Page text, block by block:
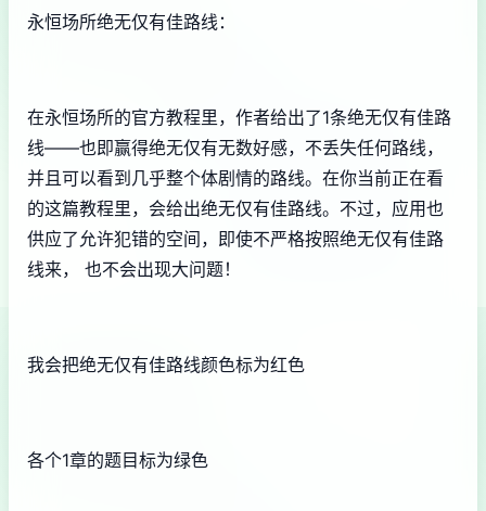
永恒场所绝无仅有佳路线：
在永恒场所的官方教程里，作者给出了1条绝无仅有佳路
线——也即赢得绝无仅有无数好感，不丢失任何路线，
并且可以看到几乎整个体剧情的路线。在你当前正在看
的这篇教程里，会给出绝无仅有佳路线。不过，应用也
供应了允许犯错的空间，即使不严格按照绝无仅有佳路
线来， 也不会出现大问题！
我会把绝无仅有佳路线颜色标为红色
各个1章的题目标为绿色